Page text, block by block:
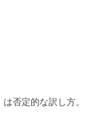
は否定的な訳し方。